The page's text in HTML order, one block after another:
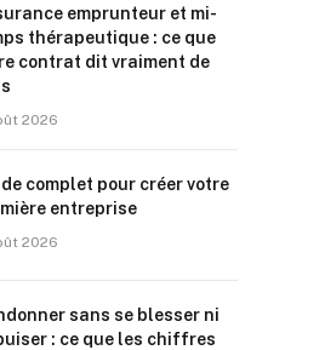
emprunteur et mi-
thérapeutique : ce que
contrat dit vraiment de
2026
complet pour créer votre
entreprise
2026
sans se blesser ni
: ce que les chiffres